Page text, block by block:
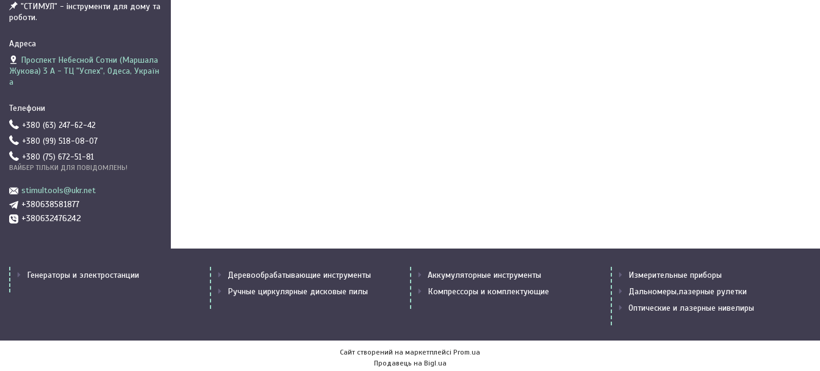
"СТИМУЛ" - інструменти для дому та
роботи.
Проспект Небесной Сотни (Маршала
Жукова) 3 А - ТЦ "Успех", Одеса, Україн
а
+380 (63) 247-62-42
+380 (99) 518-08-07
+380 (75) 672-51-81
ВАЙБЕР ТІЛЬКИ ДЛЯ ПОВІДОМЛЕНЬ!
stimultools@ukr.net
+380638581877
+380632476242
Генераторы и электростанции
Деревообрабатывающие инструменты
Ручные циркулярные дисковые пилы
Аккумуляторные инструменты
Компрессоры и комплектующие
Измерительные приборы
Дальномеры,лазерные рулетки
Оптические и лазерные нивелиры
Сайт створений на маркетплейсі Prom.ua
Продавець на Bigl.ua